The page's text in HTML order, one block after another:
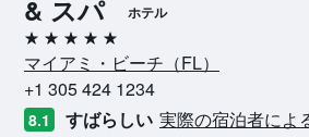
& スパ
ホテル
5つ星
マイアミ・ビーチ​（FL​）​
+1 305 424 1234
8.1 すばらしい 実際の宿泊者によ